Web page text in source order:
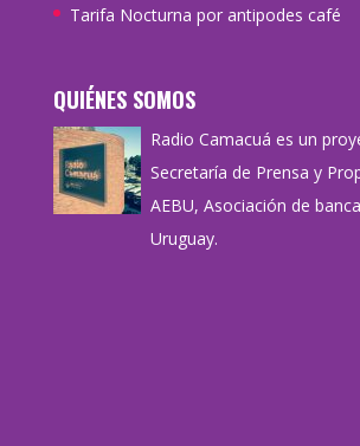
Tarifa Nocturna por antipodes café
QUIÉNES SOMOS
Radio Camacuá es un
Secretaría de Prensa y
AEBU, Asociación de
Uruguay.